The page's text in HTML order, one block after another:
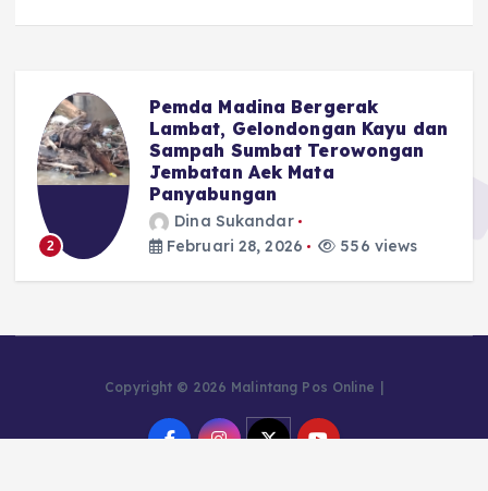
2
Pemda Madina Bergerak
Lambat, Gelondongan Kayu dan
Sampah Sumbat Terowongan
Jembatan Aek Mata
Panyabungan
Dina Sukandar
Februari 28, 2026
556 views
Copyright © 2026 Malintang Pos Online |